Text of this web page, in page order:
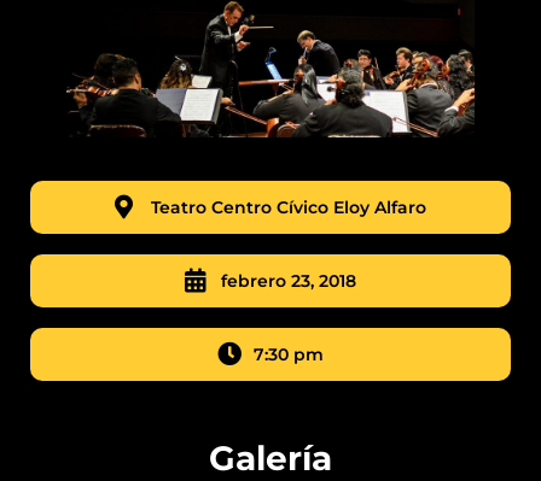
Teatro Centro Cívico Eloy Alfaro
febrero 23, 2018
7:30 pm
Galería